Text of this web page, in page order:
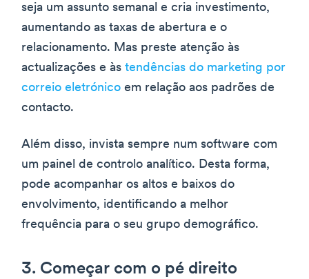
seja um assunto semanal e cria investimento,
aumentando as taxas de abertura e o
relacionamento. Mas preste atenção às
actualizações e às tendências do marketing por
correio eletrónico em relação aos padrões de
contacto.
Além disso, invista sempre num software com
um painel de controlo analítico. Desta forma,
pode acompanhar os altos e baixos do
envolvimento, identificando a melhor
frequência para o seu grupo demográfico.
3. Começar com o pé direito